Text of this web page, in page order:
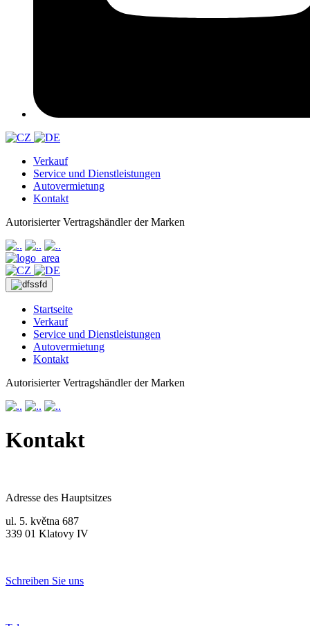
Verkauf
Service und Dienstleistungen
Autovermietung
Kontakt
Autorisierter Vertragshändler der Marken
Startseite
Verkauf
Service und Dienstleistungen
Autovermietung
Kontakt
Autorisierter Vertragshändler der Marken
Kontakt
Adresse des Hauptsitzes
ul. 5. května 687
339 01 Klatovy IV
Schreiben Sie uns